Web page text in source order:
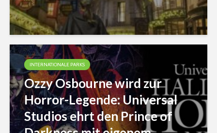
INTERNATIONALE PARKS
Ozzy Osbourne wird zur
Horror-Legende: Universal
Studios ehrt den Prince of